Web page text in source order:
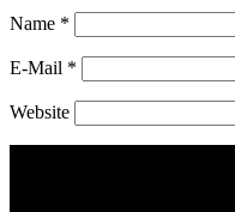
Name *
E-Mail *
Website